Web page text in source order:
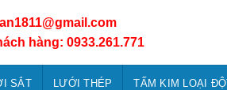
hàng: 0933.261.771
SẮT LƯỚI THÉP TẤM KIM LOẠI